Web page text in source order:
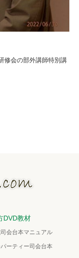
修会の部外講師特別講
DVD教材
会台本マニュアル
ーティー司会台本